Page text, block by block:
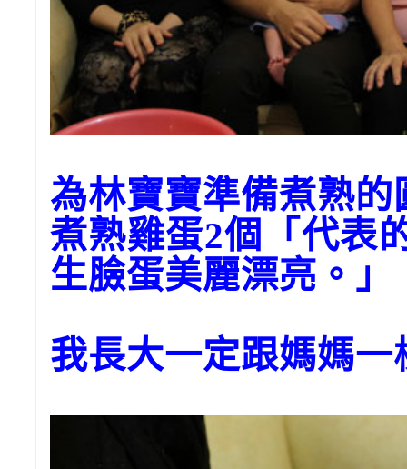
為林寶寶準備煮熟
煮熟雞蛋2個「代表
生臉蛋美麗漂亮。」
我長大一定跟媽媽